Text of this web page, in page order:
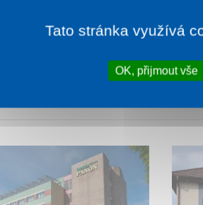
rodiště prvního československého
města jihovýchodní Moravy.
jsou společně s Lednicí jedinými
Tato stránka využívá
OK, přijmout vše